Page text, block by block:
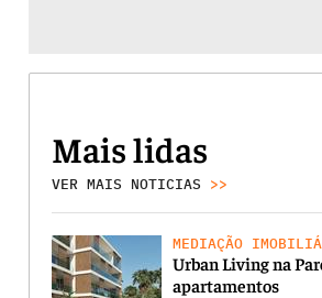
Mais lidas
VER MAIS NOTICIAS >>
MEDIAÇÃO
Urban Living na
apartamentos